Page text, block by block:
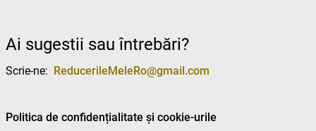
Ai sugestii sau întrebări?
Scrie-ne: ReducerileMeleRo@gmail.com
Politica de confidențialitate și cookie-urile